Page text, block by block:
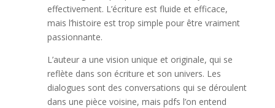
effectivement. L’écriture est fluide et efficace,
mais l’histoire est trop simple pour être vraiment
passionnante.
L’auteur a une vision unique et originale, qui se
reflète dans son écriture et son univers. Les
dialogues sont des conversations qui se déroulent
dans une pièce voisine, mais pdfs l’on entend